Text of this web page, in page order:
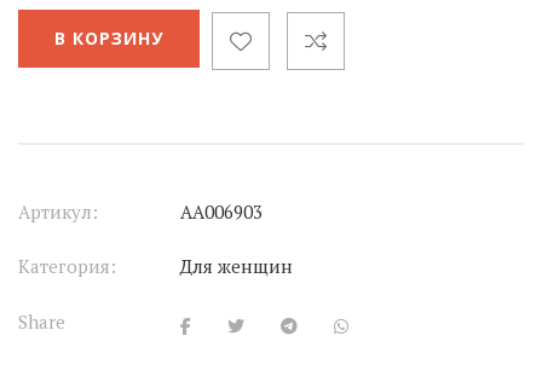
В КОРЗИНУ
Артикул: АА006903
Категория: Для женщин
Share